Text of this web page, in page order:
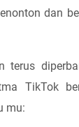
dan
terus
TikTok
mu: